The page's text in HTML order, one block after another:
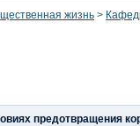
жизнь >
предотвращения